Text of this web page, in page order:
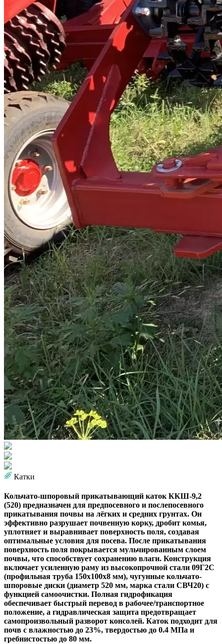
Катки
Кольчато-шпоровый прикатывающий каток ККШ-9,2
(520) предназначен для предпосевного и послепосевного
прикатывания почвы на лёгких и средних грунтах. Он
эффективно разрушает почвенную корку, дробит комья,
уплотняет и выравнивает поверхность поля, создавая
оптимальные условия для посева. После прикатывания
поверхность поля покрывается мульчированным слоем
почвы, что способствует сохранению влаги. Конструкция
включает усиленную раму из высокопрочной стали 09Г2С
(профильная труба 150х100х8 мм), чугунные кольчато-
шпоровые диски (диаметр 520 мм, марка стали СВЧ20) с
функцией самоочистки. Полная гидрофикация
обеспечивает быстрый перевод в рабочее/транспортное
положение, а гидравлическая защита предотвращает
самопроизвольный разворот консолей. Каток подходит для
почв с влажностью до 23%, твердостью до 0.4 МПа и
гребнистостью до 80 мм.